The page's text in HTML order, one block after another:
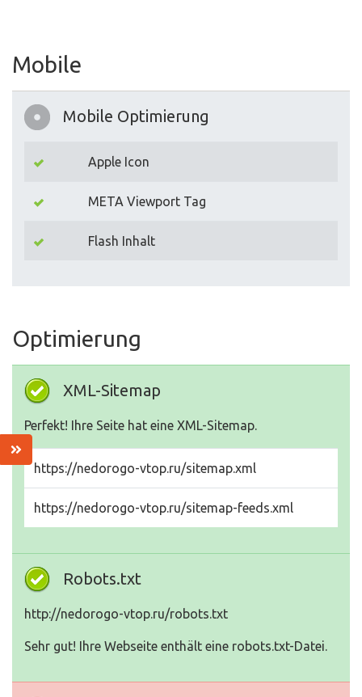
Mobile
Mobile Optimierung
Apple Icon
META Viewport Tag
Flash Inhalt
Optimierung
XML-Sitemap
Perfekt! Ihre Seite hat eine XML-Sitemap.
https://nedorogo-vtop.ru/sitemap.xml
https://nedorogo-vtop.ru/sitemap-feeds.xml
Robots.txt
http://nedorogo-vtop.ru/robots.txt
Sehr gut! Ihre Webseite enthält eine robots.txt-Datei.